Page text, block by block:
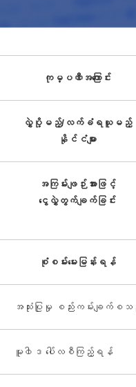
ကုမ္ပဏီအကြောင်း
လွှဲပို့မည့်/လက်ခံရယူမည့်
နိုင်ငံများ
အကြမ်းဖျဉ်းအားဖြင့်
ငွေလွှဲတွက်ချက်ခြင်း
စုံစမ်းမေးမြန်းရန်
အသုံးပြုမှု စည်းကမ်းချက်စ
မူ၀ါဒ ပေါ်လစီကြည့်ရန်